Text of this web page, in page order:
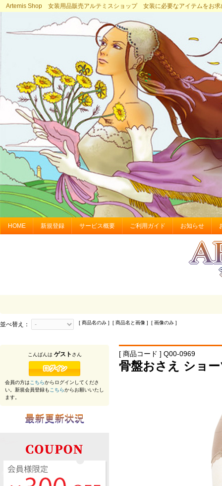
Artemis Shop 女装用品販売アルテミスショップ 女装に必要なアイテムをお求
HOME 新規登録 サービス概要 ご利用ガイド お知らせ
並べ替え： [ 商品名のみ ] [ 商品名と画像 ] [ 画像のみ ]
[ 商品コード ] Q00-0969
骨盤おさえ ショ
こんばんは ゲスト さん
会員の方はこちらからログインしてくださ
い。新規会員登録もこちらからお願いいたし
ます。